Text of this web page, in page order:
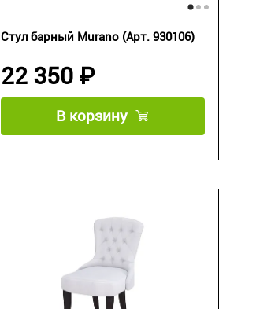
Стул барный Murano (Арт. 930106)
22 350 ₽
В корзину